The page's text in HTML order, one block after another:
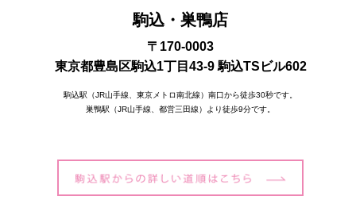
駒込・巣鴨店
〒170-0003
東京都豊島区駒込1丁目43-9 駒込TSビル602
駒込駅（JR山手線、東京メトロ南北線）南口から徒歩30秒です。
巣鴨駅（JR山手線、都営三田線）より徒歩9分です。